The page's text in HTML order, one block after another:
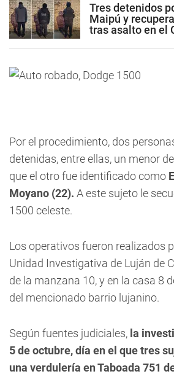
Tres detenidos
Maipú y
tras asalto en el
Por el procedimiento, dos
detenidas, entre ellas, un menor
que el otro fue identificado como
Moyano (22). A este sujeto le
1500 celeste.
Los operativos fueron realizados
Unidad Investigativa de Luján de
de la manzana 10, y en la casa 8
del mencionado barrio lujanino.
Según fuentes judiciales, la
5 de octubre, día en el que tres
una verdulería en Taboada 751